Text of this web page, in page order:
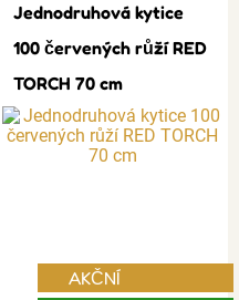
Jednodruhová kytice
100 červených růží RED
TORCH 70 cm
AKČNÍ